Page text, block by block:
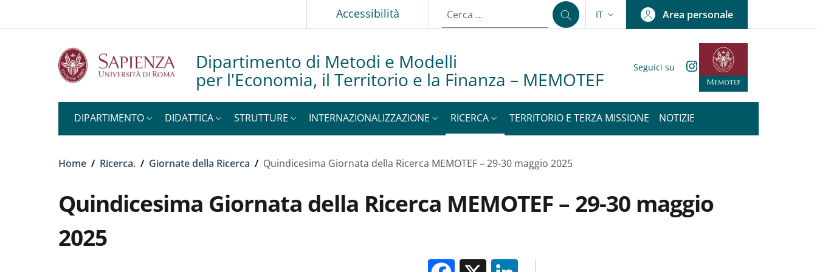
Accessibilità SELETTORE LINGUA: CURRENT LANGUAGE
IT Area personale
Dipartimento di Metodi e Modelli
per l'Economia, il Territorio e la Finanza – MEMOTEF
Seguici su Instagram
DIPARTIMENTO DIDATTICA STRUTTURE INTERNAZIONALIZZAZIONE RICERCA TERRITORIO E TERZA MISSIONE NOTIZIE
Briciole di pane
Home / Ricerca. / Giornate della Ricerca / Quindicesima Giornata della Ricerca MEMOTEF – 29-30 maggio 2025
Quindicesima Giornata della Ricerca MEMOTEF – 29-30 maggio
2025